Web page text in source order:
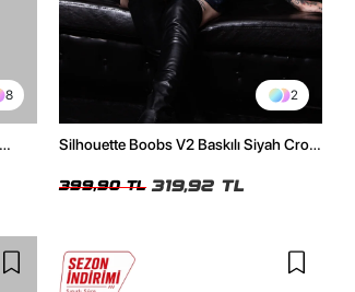
8 2
Silhouette Boobs V2 Baskılı Siyah Crop
399,90 TL 319,92 TL